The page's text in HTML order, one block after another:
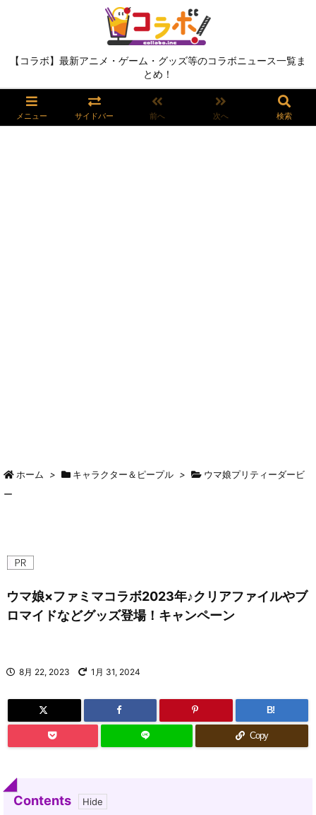
【コラボ】最新アニメ・ゲーム・グッズ等のコラボニュース一覧ま
とめ！
メニュー サイドバー 前へ 次へ 検索
ホーム > キャラクター＆ピープル >
ウマ娘プリティーダービ
ー
ウマ娘×ファミマコラボ2023年♪クリアファイルやブ
ロマイドなどグッズ登場！キャンペーン
8月 22, 2023 1月 31, 2024
B!
Copy
Contents